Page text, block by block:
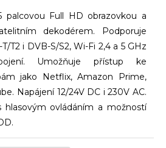
palcovou Full HD obrazovkou a
dekodérem. Podporuje
T2 i DVB-S/S2, Wi-Fi 2,4 a 5 GHz
Umožňuje přístup ke
jako Netflix, Amazon Prime,
Napájení 12/24V DC i 230V AC.
hlasovým ovládáním a možností